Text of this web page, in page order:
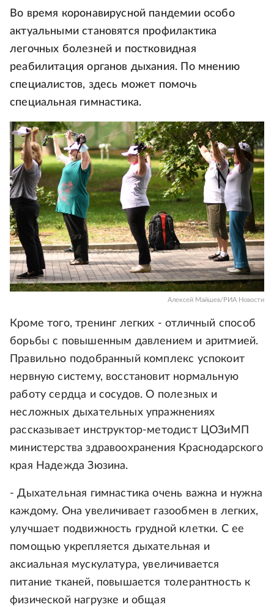
Во время коронавирусной пандемии особо
актуальными становятся профилактика
легочных болезней и постковидная
реабилитация органов дыхания. По мнению
специалистов, здесь может помочь
специальная гимнастика.
Алексей Майшев/РИА Новости
Кроме того, тренинг легких - отличный способ
борьбы с повышенным давлением и аритмией.
Правильно подобранный комплекс успокоит
нервную систему, восстановит нормальную
работу сердца и сосудов. О полезных и
несложных дыхательных упражнениях
рассказывает инструктор-методист ЦОЗиМП
министерства здравоохранения Краснодарского
края Надежда Зюзина.
- Дыхательная гимнастика очень важна и нужна
каждому. Она увеличивает газообмен в легких,
улучшает подвижность грудной клетки. С ее
помощью укрепляется дыхательная и
аксиальная мускулатура, увеличивается
питание тканей, повышается толерантность к
физической нагрузке и общая